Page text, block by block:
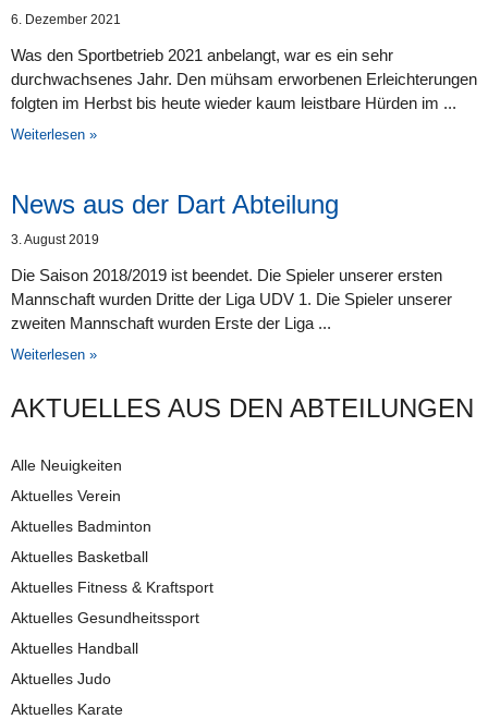
AKTUELLES AUS DEN AB­TEI­LUNG­EN
Alle Neuigkeiten
Aktuelles Verein
Aktuelles Badminton
Aktuelles Basketball
Aktuelles Fitness & Kraftsport
Aktuelles Gesundheitssport
Aktuelles Handball
Aktuelles Judo
Aktuelles Karate
6. Dezember 2021
Was den Sportbetrieb 2021 anbelangt, war es ein sehr
durchwachsenes Jahr. Den mühsam erworbenen Erleichterungen
folgten im Herbst bis heute wieder kaum leistbare Hürden im
Weiterlesen »
News aus der Dart Abteilung
3. August 2019
Die Saison 2018/2019 ist beendet. Die Spieler unserer ersten
Mannschaft wurden Dritte der Liga UDV 1. Die Spieler unserer
zweiten Mannschaft wurden Erste der Liga
Weiterlesen »